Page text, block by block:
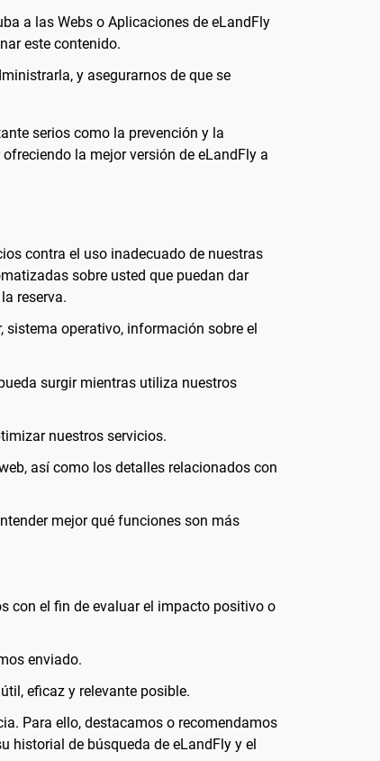
a las Webs o Aplicaciones de eLandFly
este contenido.
y asegurarnos de que se
serios como la prevención y la
la mejor versión de eLandFly a
contra el uso inadecuado de nuestras
sobre usted que puedan dar
reserva.
operativo, información sobre el
surgir mientras utiliza nuestros
nuestros servicios.
así como los detalles relacionados con
mejor qué funciones son más
con el fin de evaluar el impacto positivo o
enviado.
eficaz y relevante posible.
Para ello, destacamos o recomendamos
historial de búsqueda de eLandFly y el